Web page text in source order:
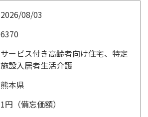
2026/08/03
6370
サービス付き高齢者向け住宅、特定
施設入居者生活介護
熊本県
1円（備忘価額）